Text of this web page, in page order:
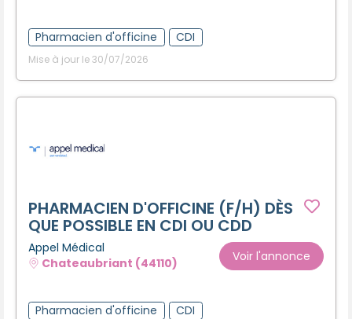
Pharmacien d'officine CDI
Mise à jour le 30/07/2026
PHARMACIEN D'OFFICINE (F/H) DÈS
QUE POSSIBLE EN CDI OU CDD
Appel Médical
Chateaubriant (44110)
Voir l'annonce
Pharmacien d'officine CDI